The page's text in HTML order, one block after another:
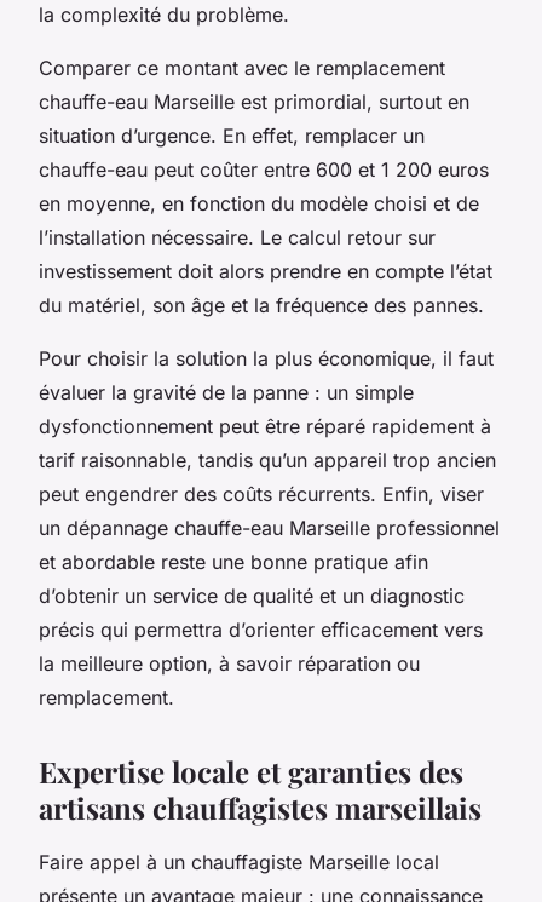
la complexité du problème.
Comparer ce montant avec le remplacement
chauffe-eau Marseille est primordial, surtout en
situation d’urgence. En effet, remplacer un
chauffe-eau peut coûter entre 600 et 1 200 euros
en moyenne, en fonction du modèle choisi et de
l’installation nécessaire. Le calcul retour sur
investissement doit alors prendre en compte l’état
du matériel, son âge et la fréquence des pannes.
Pour choisir la solution la plus économique, il faut
évaluer la gravité de la panne : un simple
dysfonctionnement peut être réparé rapidement à
tarif raisonnable, tandis qu’un appareil trop ancien
peut engendrer des coûts récurrents. Enfin, viser
un dépannage chauffe-eau Marseille professionnel
et abordable reste une bonne pratique afin
d’obtenir un service de qualité et un diagnostic
précis qui permettra d’orienter efficacement vers
la meilleure option, à savoir réparation ou
remplacement.
Expertise locale et garanties des
artisans chauffagistes marseillais
Faire appel à un chauffagiste Marseille local
présente un avantage majeur : une connaissance